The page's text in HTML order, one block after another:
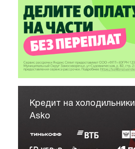
Кредит на холодильники
Asko